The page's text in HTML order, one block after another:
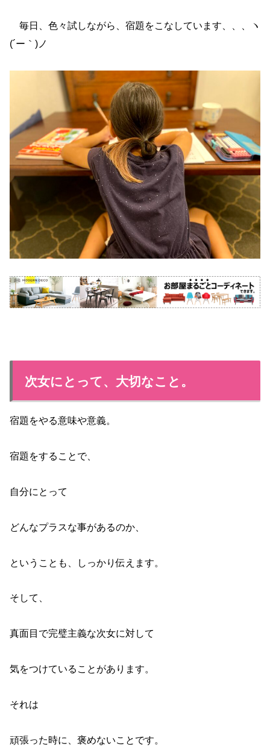
毎日、色々試しながら、宿題をこなしています、、、ヽ
(´ー｀)ノ
次女にとって、大切なこと。
宿題をやる意味や意義。
宿題をすることで、
自分にとって
どんなプラスな事があるのか、
ということも、しっかり伝えます。
そして、
真面目で完璧主義な次女に対して
気をつけていることがあります。
それは
頑張った時に、褒めないことです。